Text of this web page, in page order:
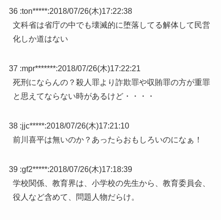
36 :ton*****:2018/07/26(木)17:22:38
文科省は省庁の中でも壊滅的に堕落してる解体して民営
化しか道はない
37 :mpr*******:2018/07/26(木)17:22:21
死刑にならんの？殺人罪より詐欺罪や収賄罪の方が重罪
と思えてならない時があるけど・・・・
38 :jjc*****:2018/07/26(木)17:21:10
前川喜平は無いのか？あったらおもしろいのになぁ！
39 :gf2*****:2018/07/26(木)17:18:39
学校関係、教育界は、小学校の先生から、教育委員会、
役人など含めて、問題人物だらけ。